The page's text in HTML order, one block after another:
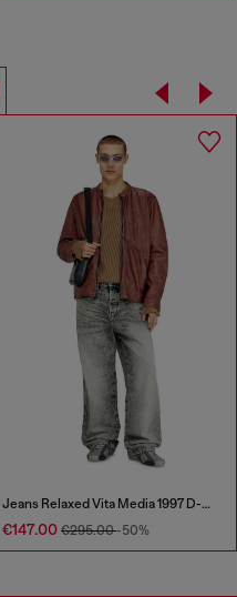
Jeans Relaxed Vita Media 1997 D-Enim-M
€147.00 €295.00-50%